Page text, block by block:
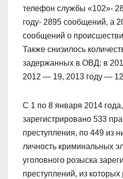
телефон службы «102»-
году- 2895 сообщений, а
сообщений о
Также снизилось
задержанных в ОВД: в
2012 — 19, 2013 году —
С 1 по 8 января 2014
зарегистрировано 533
преступления, по 449 из
личность криминальных
уголовного розыска
преступлений, из которых